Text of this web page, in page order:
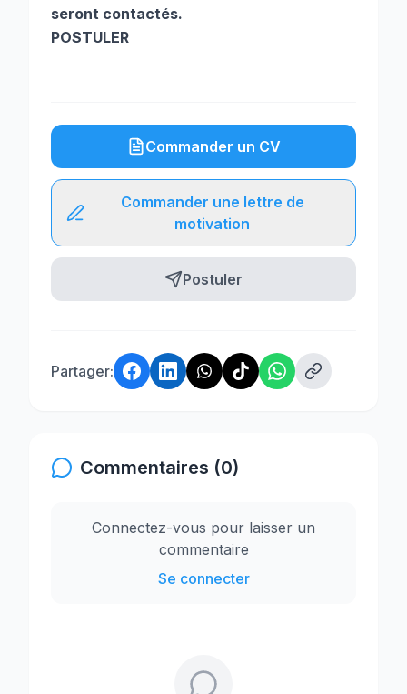
seront contactés.
POSTULER
Commander un CV
Commander une lettre de
motivation
Postuler
Partager:
Commentaires (0)
Connectez-vous pour laisser un
commentaire
Se connecter